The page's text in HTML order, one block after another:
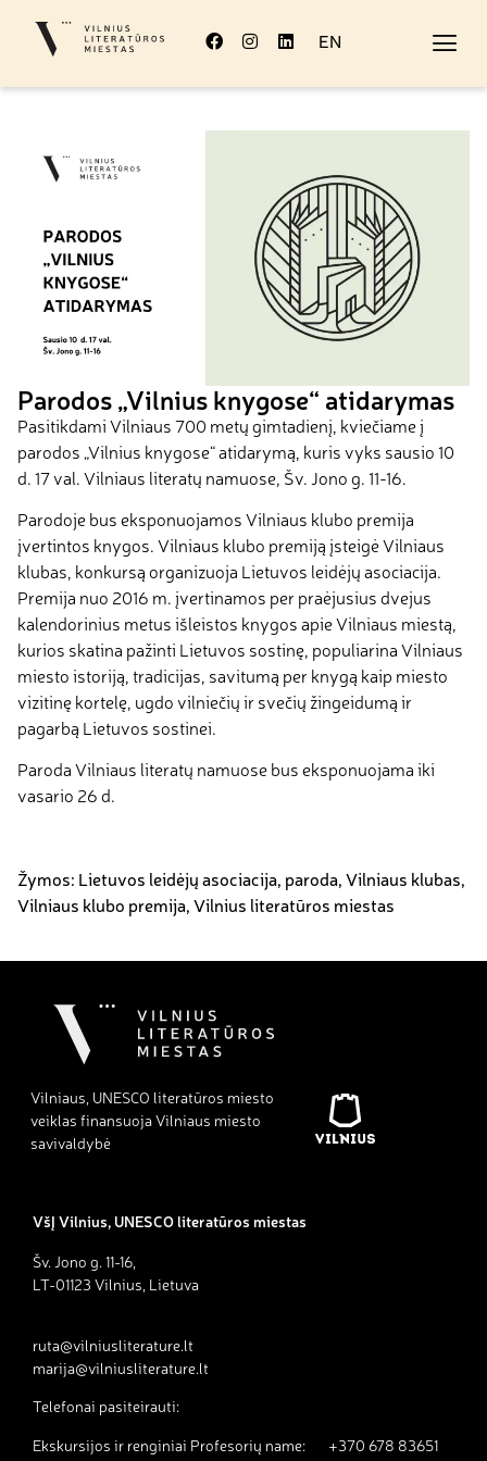
EN
Parodos „Vilnius knygose“ atidarymas
Pasitikdami Vilniaus 700 metų gimtadienį, kviečiame į
parodos „Vilnius knygose“ atidarymą, kuris vyks sausio 10
d. 17 val. Vilniaus literatų namuose, Šv. Jono g. 11-16.
Parodoje bus eksponuojamos Vilniaus klubo premija
įvertintos knygos. Vilniaus klubo premiją įsteigė Vilniaus
klubas, konkursą organizuoja Lietuvos leidėjų asociacija.
Premija nuo 2016 m. įvertinamos per praėjusius dvejus
kalendorinius metus išleistos knygos apie Vilniaus miestą,
kurios skatina pažinti Lietuvos sostinę, populiarina Vilniaus
miesto istoriją, tradicijas, savitumą per knygą kaip miesto
vizitinę kortelę, ugdo vilniečių ir svečių žingeidumą ir
pagarbą Lietuvos sostinei.
Paroda Vilniaus literatų namuose bus eksponuojama iki
vasario 26 d.
Žymos: Lietuvos leidėjų asociacija, paroda,Vilniaus klubas,
Vilniaus klubo premija,Vilnius literatūros miestas
Vilniaus, UNESCO literatūros miesto
veiklas finansuoja Vilniaus miesto
savivaldybė
VšĮ Vilnius, UNESCO literatūros miestas
Šv. Jono g. 11-16,
LT-01123 Vilnius, Lietuva
ruta@vilniusliterature.lt
marija@vilniusliterature.lt
Telefonai pasiteirauti:
Ekskursijos ir renginiai Profesorių name: +370 678 83651